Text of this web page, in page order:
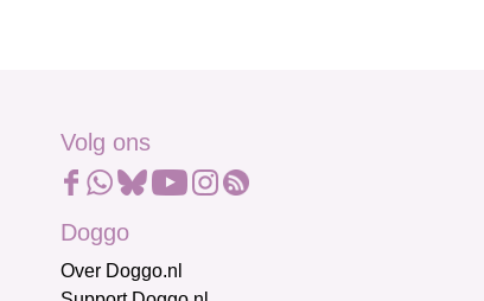
Volg ons
Doggo
Over Doggo.nl